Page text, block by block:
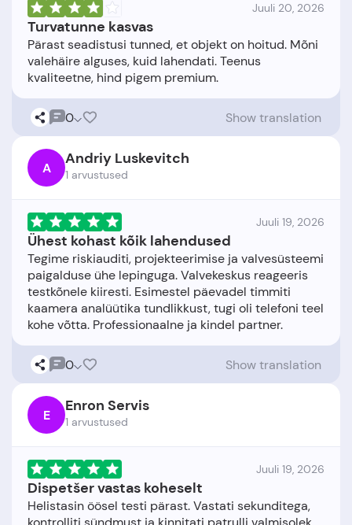
Juuli 20, 2026
Turvatunne kasvas
Pärast seadistusi tunned, et objekt on hoitud. Mõni
valehäire alguses, kuid lahendati. Teenus
0 Show translation
A Andriy Luskevitch
1 arvustused
Juuli 19, 2026
Ühest kohast kõik lahendused
Tegime riskiauditi, projekteerimise ja valvesüsteemi
paigalduse ühe lepinguga. Valvekeskus reageeris
testkõnele kiiresti. Esimestel päevadel timmiti
kaamera analüütika tundlikkust, tugi oli telefoni teel
0 Show translation
E Enron Servis
1 arvustused
Juuli 19, 2026
Dispetšer vastas koheselt
Helistasin öösel testi pärast. Vastati sekunditega,